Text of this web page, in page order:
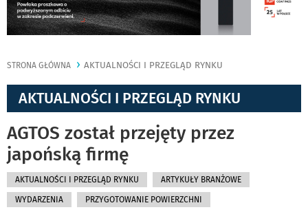
STRONA GŁÓWNA AKTUALNOŚCI I PRZEGLĄD RYNKU
AKTUALNOŚCI I PRZEGLĄD RYNKU
AGTOS został przejęty przez
japońską firmę
AKTUALNOŚCI I PRZEGLĄD RYNKU ARTYKUŁY BRANŻOWE
WYDARZENIA
PRZYGOTOWANIE POWIERZCHNI